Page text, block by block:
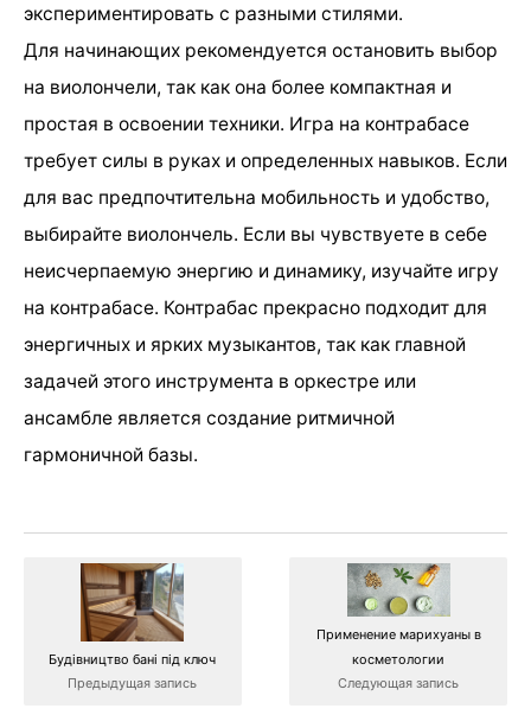
экспериментировать с разными стилями.
Для начинающих рекомендуется остановить выбор
на виолончели, так как она более компактная и
простая в освоении техники. Игра на контрабасе
требует силы в руках и определенных навыков. Если
для вас предпочтительна мобильность и удобство,
выбирайте виолончель. Если вы чувствуете в себе
неисчерпаемую энергию и динамику, изучайте игру
на контрабасе. Контрабас прекрасно подходит для
энергичных и ярких музыкантов, так как главной
задачей этого инструмента в оркестре или
ансамбле является создание ритмичной
гармоничной базы.
Будівництво бані під ключ
Предыдущая запись
Применение марихуаны в
косметологии
Следующая запись